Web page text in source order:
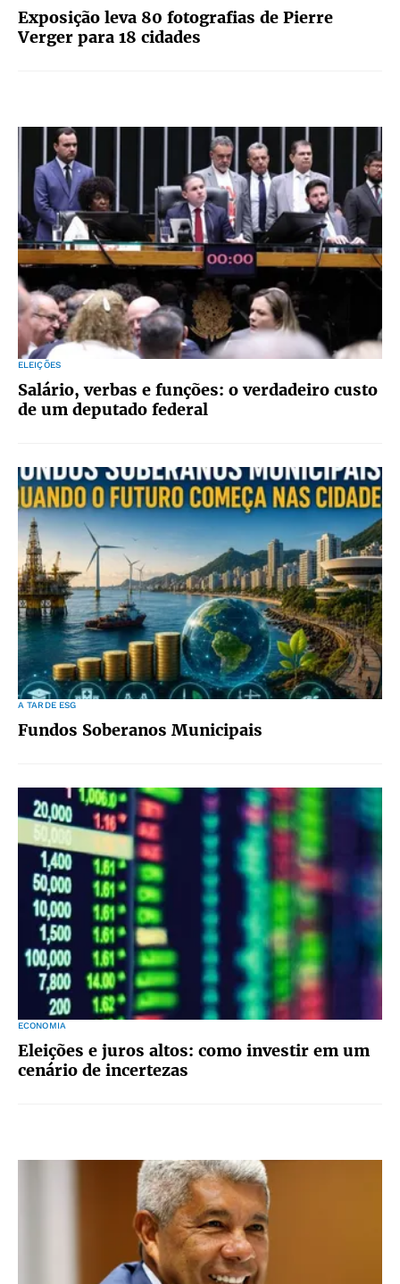
Exposição leva 80 fotografias de Pierre
Verger para 18 cidades
ELEIÇÕES
Salário, verbas e funções: o verdadeiro custo
de um deputado federal
A TARDE ESG
Fundos Soberanos Municipais
ECONOMIA
Eleições e juros altos: como investir em um
cenário de incertezas